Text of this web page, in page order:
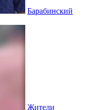
Барабинский
Жители